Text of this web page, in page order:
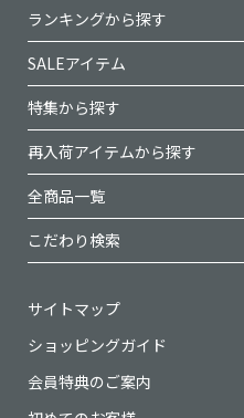
ランキングから探す
SALEアイテム
特集から探す
再入荷アイテムから探す
全商品一覧
こだわり検索
サイトマップ
ショッピングガイド
会員特典のご案内